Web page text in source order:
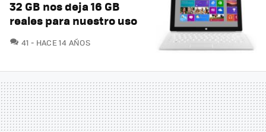
32 GB nos deja 16 GB
reales para nuestro uso
41 COMENTARIOS
HACE 14 AÑOS